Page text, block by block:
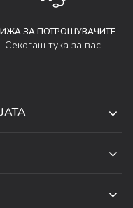
ЗА ПОТРОШУВАЧИТЕ
Секогаш тука за вас